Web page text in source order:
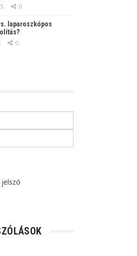
0
laparoszkópos
0